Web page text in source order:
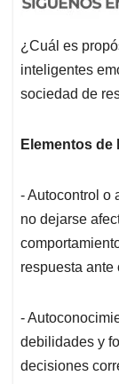
¿Cuál es
inteligentes
sociedad de
Elementos de
- Autocontrol o
no dejarse
respuesta ante
-
debilidades y
decisiones